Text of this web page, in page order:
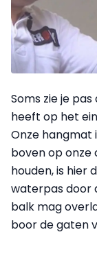
Soms zie je
heeft op het
Onze hangmat
boven op
houden, is hier
waterpas door
balk mag
boor de gaten